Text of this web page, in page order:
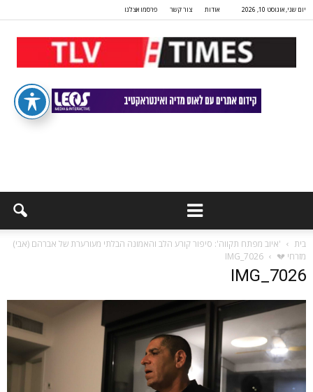
יום שני, אוגוסט 10, 2026 אודות צור קשר פרסמו אצלנו
בית
'איוב מפתח תקווה': סיפור קורע הלב והאמונה הבלתי מעורערת של אברהם (אבי)
מזרחי 💔
IMG_7026
IMG_7026